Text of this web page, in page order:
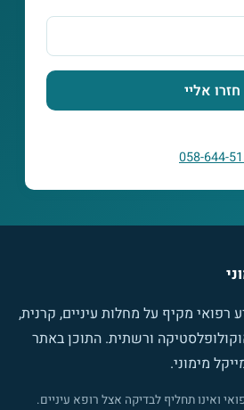
חזרו אליי
058-644-
רפואי מקיף על מחלות עיניים, קרנית,
ורשתית. התוכן באתר
מימוני.
ואינו תחליף לבדיקה אצל רופא עיניים.